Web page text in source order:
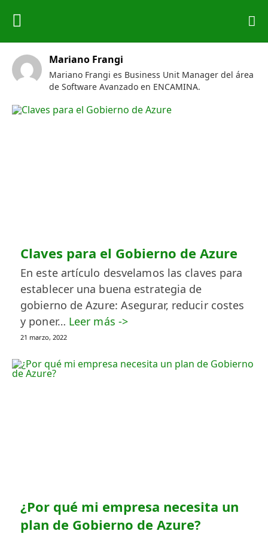
Mariano Frangi
Mariano Frangi es Business Unit Manager del área
de Software Avanzado en ENCAMINA.
Claves para el Gobierno de Azure
En este artículo desvelamos las claves para
establecer una buena estrategia de
gobierno de Azure: Asegurar, reducir costes
y poner… Leer más ->
21 marzo, 2022
¿Por qué mi empresa necesita un
plan de Gobierno de Azure?